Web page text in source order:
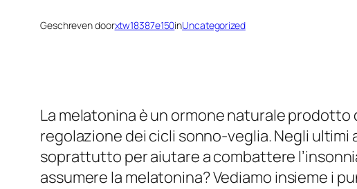
Geschreven doorxtw18387e150inUncategorized
La melatonina è un ormone naturale
regolazione dei cicli sonno-veglia. Negli ultimi
soprattutto per aiutare a combattere
assumere la melatonina? Vediamo insieme i